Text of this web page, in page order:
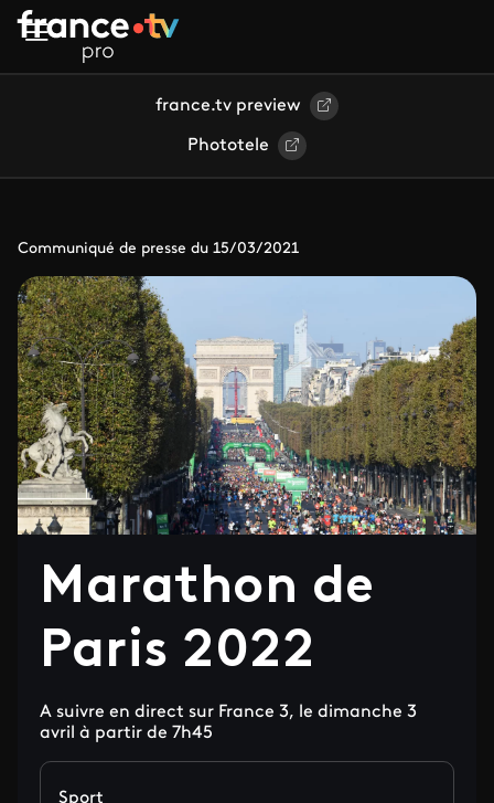
Aller au contenu principal
france.tv preview
Phototele
Communiqué de presse du 15/03/2021
Marathon de
Paris 2022
A suivre en direct sur France 3, le dimanche 3
avril à partir de 7h45
Sport